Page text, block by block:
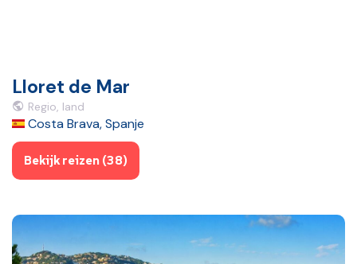
Lloret de Mar
Regio, land
Costa Brava, Spanje
Bekijk reizen (38)